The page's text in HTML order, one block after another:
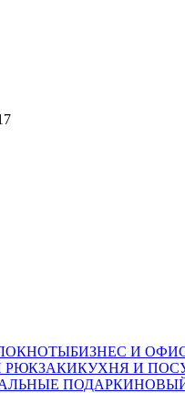
БИЗНЕС И
РЮКЗАКИКУХНЯ И
ПОДАРКИ